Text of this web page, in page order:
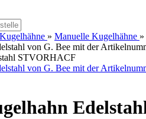
Kugelhähne » Manuelle Kugelhähne »
STVORHACF